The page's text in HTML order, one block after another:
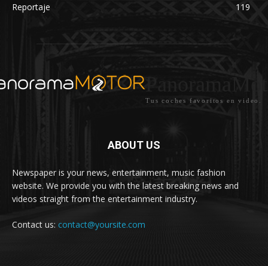
Reportaje
119
Tus coches favoritos en video.
ABOUT US
Newspaper is your news, entertainment, music fashion
website. We provide you with the latest breaking news and
videos straight from the entertainment industry.
Contact us: contact@yoursite.com